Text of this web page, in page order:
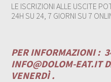
LE ISCRIZIONI ALLE USCITE
24H SU 24, 7 GIORNI SU 7
PER INFORMAZIONI :
INFO@DOLOM-EAT.IT
VENERDÌ .